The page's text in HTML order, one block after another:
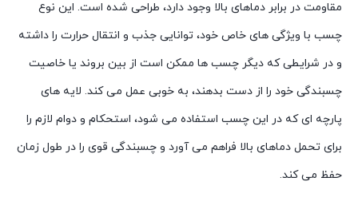
مقاومت در برابر دماهای بالا وجود دارد، طراحی شده است. این نوع
چسب با ویژگی های خاص خود، توانایی جذب و انتقال حرارت را داشته
و در شرایطی که دیگر چسب ها ممکن است از بین بروند یا خاصیت
چسبندگی خود را از دست بدهند، به خوبی عمل می کند. لایه های
پارچه ای که در این چسب استفاده می شود، استحکام و دوام لازم را
برای تحمل دماهای بالا فراهم می آورد و چسبندگی قوی را در طول زمان
حفظ می کند.